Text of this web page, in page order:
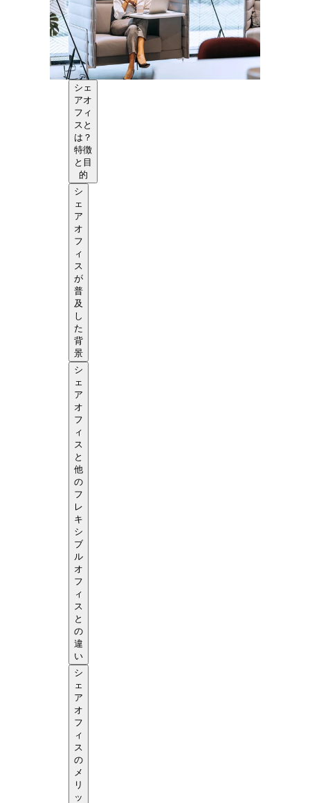
シェ
アオ
フィ
スと
は？
特徴
と目
的
シ
ェ
ア
オ
フ
ィ
ス
が
普
及
し
た
背
景
シ
ェ
ア
オ
フ
ィ
ス
と
他
の
フ
レ
キ
シ
ブ
ル
オ
フ
ィ
ス
と
の
違
い
シ
ェ
ア
オ
フ
ィ
ス
の
メ
リ
ッ